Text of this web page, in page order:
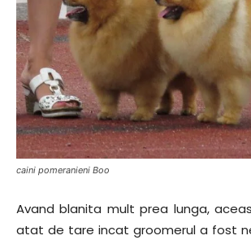
caini pomeranieni Boo
Avand blanita mult prea lunga,
atat de tare incat groomerul a fost